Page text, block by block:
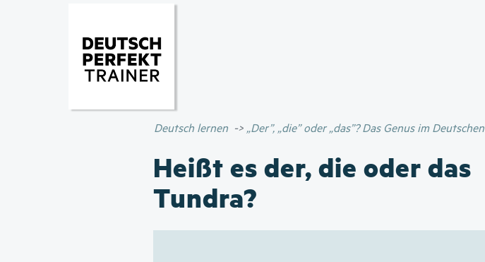
Deutsch lernen „Der”, „die” oder „das”? Das Genus im Deutschen
Heißt es der, die oder das
Tundra?